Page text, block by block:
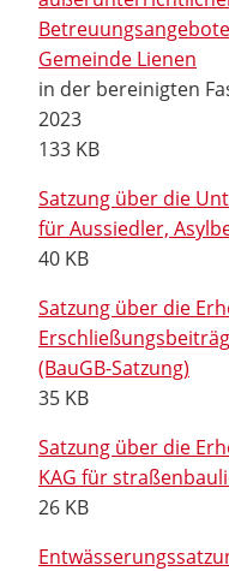
Gemeinde Lienen
in der bereinigten
2023
133 KB
Satzung über die
für Aussiedler,
40 KB
Satzung über die
(BauGB-Satzung)
35 KB
Satzung über die
KAG für
26 KB